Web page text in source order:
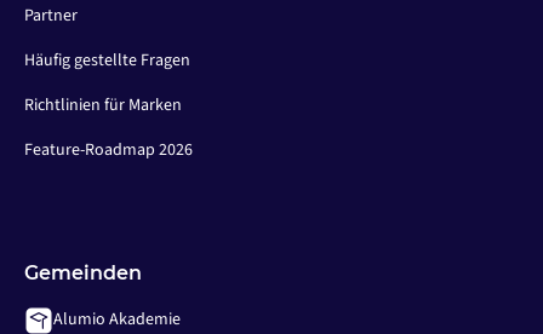
Partner
Häufig gestellte Fragen
Richtlinien für Marken
Feature-Roadmap 2026
Gemeinden
Alumio Akademie